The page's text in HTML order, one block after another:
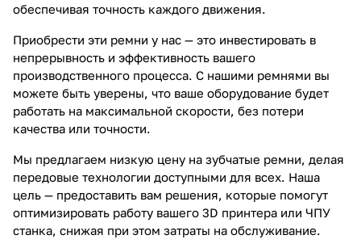
обеспечивая точность каждого движения.
Приобрести эти ремни у нас — это инвестировать в
непрерывность и эффективность вашего
производственного процесса. С нашими ремнями вы
можете быть уверены, что ваше оборудование будет
работать на максимальной скорости, без потери
качества или точности.
Мы предлагаем низкую цену на зубчатые ремни, делая
передовые технологии доступными для всех. Наша
цель — предоставить вам решения, которые помогут
оптимизировать работу вашего 3D принтера или ЧПУ
станка, снижая при этом затраты на обслуживание.